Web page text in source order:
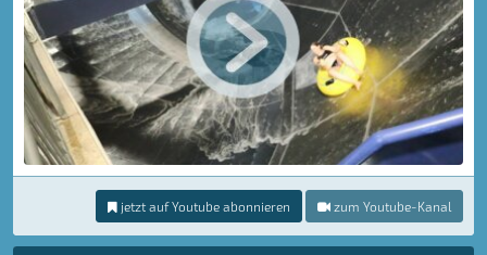
jetzt auf Youtube abonnieren zum Youtube-Kanal